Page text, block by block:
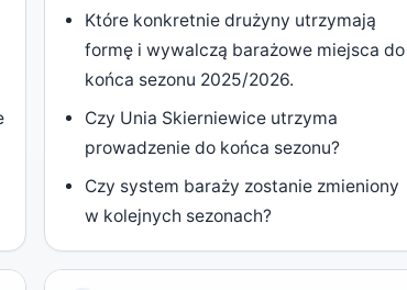
Które konkretnie drużyny utrzymają
formę i wywalczą barażowe miejsca do
końca sezonu 2025/2026.
Czy Unia Skierniewice utrzyma
prowadzenie do końca sezonu?
Czy system baraży zostanie zmieniony
w kolejnych sezonach?